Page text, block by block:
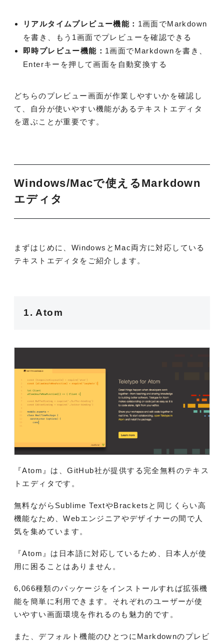
リアルタイムプレビュー機能： 1画面でMarkdown
を書き、もう1画面でプレビューを確認できる
即時プレビュー機能： 1画面でMarkdownを書き、
Enterキーを押して画面を自動変換する
どちらのプレビュー画面が作業しやすいかを確認し
て、自分が使いやすい機能があるテキストエディタ
を選ぶことが重要です。
Windows/Macで使えるMarkdown
エディタ
まずはじめに、WindowsとMac両方に対応している
テキストエディタをご紹介します。
1. Atom
『Atom』は、GitHub社が提供する完全無料のテキス
トエディタです。
無料ながらSublime TextやBracketsと同じくらい高
機能なため、Webエンジニアやデザイナーの間で人
気を集めています。
『Atom』は日本語に対応しているため、日本人が使
用に困ることはありません。
6,066種類のパッケージをインストールすれば拡張機
能を簡単に利用できます。それぞれのユーザーが使
いやすい画面環境を作れるのも魅力的です。
また、デフォルト機能のひとつにMarkdownのプレビ